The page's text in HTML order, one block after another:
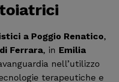
a Poggio Renatico,
Ferrara, in Emilia
nell’utilizzo
terapeutiche e